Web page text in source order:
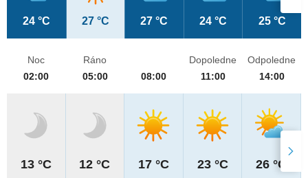
24 °C 27 °C 27 °C 24 °C 25 °C
Noc
02:00
13 °C
Ráno
05:00
12 °C
08:00
17 °C
Dopoledne
11:00
23 °C
Odpoledne
14:00
26 °C